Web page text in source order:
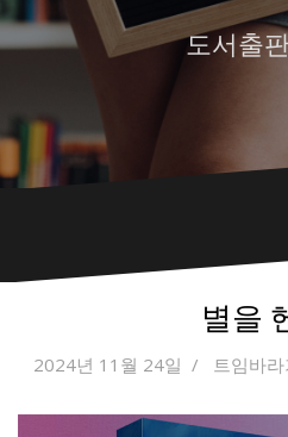
도서출
별을
2024년 11월 24일 트임바라